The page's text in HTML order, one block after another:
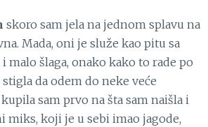
skoro sam jela na jednom splavu na
Mada, oni je služe kao pitu sa
šlaga, onako kako to rade po
da odem do neke veće
sam prvo na šta sam naišla i
miks, koji je u sebi imao jagode,